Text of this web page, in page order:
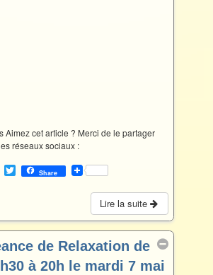
Aimez cet article ? Merci de le partager
réseaux sociaux :
F
a
T
w
e
Share
Lire la suite
de Relaxation de
à 20h le mardi 7 mai